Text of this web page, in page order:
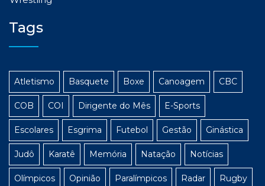
Tags
Atletismo Basquete Boxe Canoagem CBC
COB COI Dirigente do Mês E-Sports
Escolares Esgrima Futebol Gestão Ginástica
Judô Karatê Memória Natação Notícias
Olímpicos Opinião Paralímpicos Radar Rugby